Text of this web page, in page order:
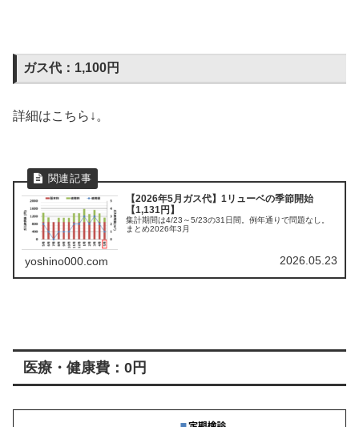
ガス代：1,100円
詳細はこちら↓。
【2026年5月ガス代】1リューベの季節開始
【1,131円】
集計期間は4/23～5/23の31日間。例年通りで問題なし。
まとめ2026年3月
yoshino000.com 2026.05.23
医療・健康費：0円